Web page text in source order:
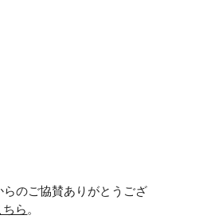
のご協賛ありがとうござ
ちら。